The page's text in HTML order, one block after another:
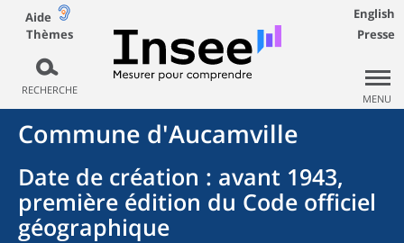
Aide
Thèmes
RECHERCHE
English
Presse
MENU
Commune d'Aucamville
Date de création : avant 1943,
première édition du Code officiel
géographique